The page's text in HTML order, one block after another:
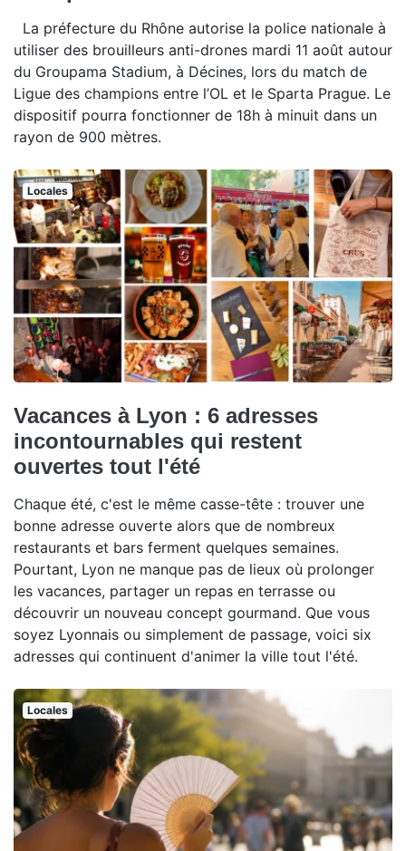
La préfecture du Rhône autorise la police nationale à
utiliser des brouilleurs anti-drones mardi 11 août autour
du Groupama Stadium, à Décines, lors du match de
Ligue des champions entre l’OL et le Sparta Prague. Le
dispositif pourra fonctionner de 18h à minuit dans un
rayon de 900 mètres.
Locales
Vacances à Lyon : 6 adresses
incontournables qui restent
ouvertes tout l'été
Chaque été, c'est le même casse-tête : trouver une
bonne adresse ouverte alors que de nombreux
restaurants et bars ferment quelques semaines.
Pourtant, Lyon ne manque pas de lieux où prolonger
les vacances, partager un repas en terrasse ou
découvrir un nouveau concept gourmand. Que vous
soyez Lyonnais ou simplement de passage, voici six
adresses qui continuent d'animer la ville tout l'été.
Locales